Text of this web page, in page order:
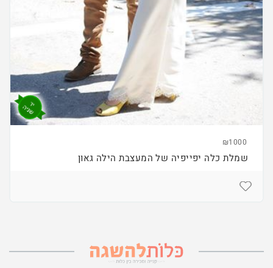
₪1000
שמלת כלה יפייפיה של המעצבת הילה גאון